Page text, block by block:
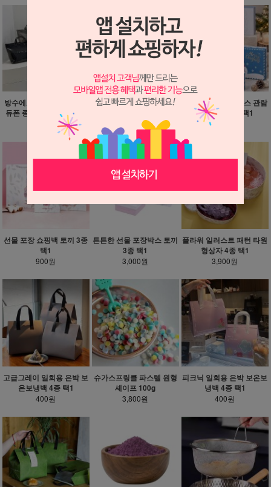
방수에코백 데일리 도트백
듀폰 종이 젤리백 5종 택1
11,000원
크리스마스 종이쇼핑백 화
900원
튼튼한 선물 포장박스 관람
차 눈사람 6종 택1
선물 포장 쇼핑백 토끼 3종
택1
900원
튼튼한 선물 포장박스 토끼
3종 택1
3,000원
플라워 일러스트 패턴 타원
형상자 4종 택1
3,900원
고급그레이 일회용 은박 보
온보냉백 4종 택1
400원
슈가스프링클 파스텔 원형
셰이프 100g
3,800원
피크닉 일회용 은박 보온보
냉백 4종 택1
400원